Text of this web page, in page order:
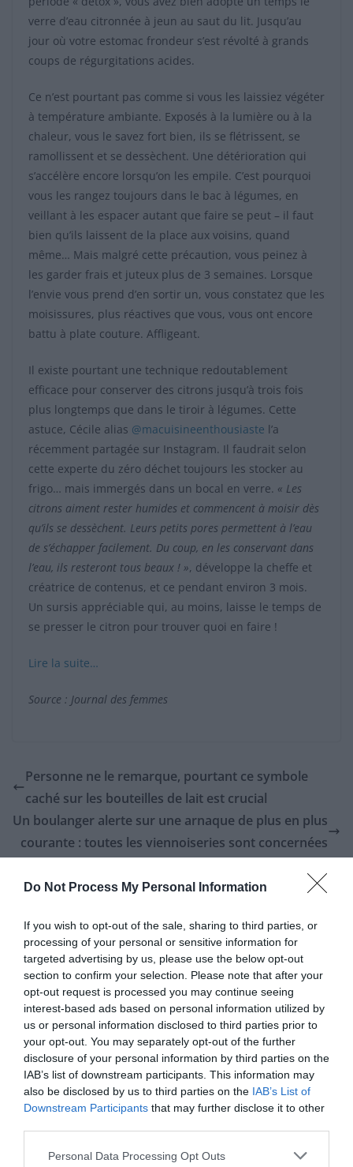
Do Not Process My Personal Information
If you wish to opt-out of the sale, sharing to third parties, or
processing of your personal or sensitive information for
targeted advertising by us, please use the below opt-out
section to confirm your selection. Please note that after your
opt-out request is processed you may continue seeing
interest-based ads based on personal information utilized by
us or personal information disclosed to third parties prior to
your opt-out. You may separately opt-out of the further
disclosure of your personal information by third parties on the
IAB’s list of downstream participants. This information may
also be disclosed by us to third parties on the IAB’s List of
Downstream Participants that may further disclose it to other
Personal Data Processing Opt Outs
verre d’eau citronnée à jeun au saut du lit. Jusqu’au
jour où votre estomac frondeur s’est révolté à grands
coups de régurgitations acides.
Ce n’est pourtant pas comme si vous les laissiez végéter
à température ambiante. Exposés à la lumière ou à la
chaleur, vous le savez fort bien, ils se flétrissent, se
ramollissent et se dessèchent. Une détérioration qui
s’accélère encore lorsqu’on les empile. C’est pourquoi
vous les rangez toujours dans le bac à légumes, en
veillant à les espacer autant que faire se peut – il faut
bien qu’ils laissent de la place aux voisins, quand
même… Mais malgré cette précaution, vous peinez à
les garder frais et juteux plus de 3 semaines. Lorsque
l’envie vous prend d’en sortir un, vous constatez que les
moisissures, plus réactives que vous, vous ont encore
battu à plate couture. Affligeant.
Il existe pourtant une technique redoutablement
efficace pour conserver des citrons jusqu’à trois fois
plus longtemps que dans le tiroir à légumes. Cette
astuce, Cécile alias @macuisineenthousiaste l’a
récemment partagée sur Instagram. Il faudrait selon
cette experte du zéro déchet toujours les stocker au
frigo… mais immergés dans un bocal en verre. « Les
citrons aiment rester humides et commencent à moisir dès
qu’ils se dessèchent. Leurs petits pores permettent à l’eau
de s’échapper facilement. Du coup, en les conservant dans
l’eau, ils resteront tous beaux ! », développe la cheffe et
créatrice de contenus, et ce pendant environ 3 mois.
Un sursis appréciable qui, au moins, laisse le temps de
se presser le citron pour trouver quoi en faire !
Lire la suite…
Source : Journal des femmes
Personne ne le remarque, pourtant ce symbole
caché sur les bouteilles de lait est crucial
Un boulanger alerte sur une arnaque de plus en plus
courante : toutes les viennoiseries sont concernées
Votre adresse e-mail ne sera pas publiée.Les champs
obligatoires sont indiqués avec*
Commentaire *